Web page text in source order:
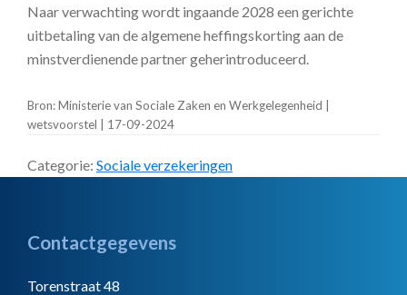
Naar verwachting wordt ingaande 2028 een gerichte
uitbetaling van de algemene heffingskorting aan de
minstverdienende partner geherintroduceerd.
Bron: Ministerie van Sociale Zaken en Werkgelegenheid |
wetsvoorstel | 17-09-2024
Categorie: Sociale verzekeringen
Footer
Contactgegevens
Torenstraat 48